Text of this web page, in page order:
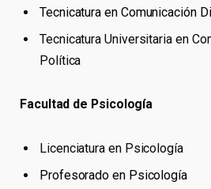
Tecnicatura en Comunicación
Tecnicatura Universitaria en
Política
Facultad de Psicología
Licenciatura en Psicología
Profesorado en Psicología